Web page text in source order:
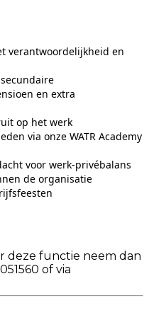
verantwoordelijkheid en
en extra
op het werk
via onze WATR Academy
voor werk-privébalans
de organisatie
deze functie neem dan
of via